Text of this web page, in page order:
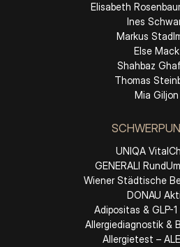
Elisabeth
Ines
Markus
Else Mack
Shahbaz
Thomas
Mia Giljon
UNIQA
GENERALI
Wiener Städtische
DONAU
Adipositas & GLP-
Allergiediagnostik &
Allergietest –